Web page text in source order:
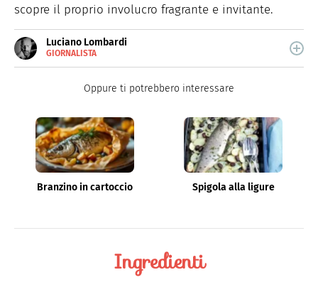
scopre il proprio involucro fragrante e invitante.
Luciano Lombardi
GIORNALISTA
Giornalista professionista, oggi si occupa
Oppure ti potrebbero interessare
Branzino in cartoccio Spigola alla ligure
Ingredienti